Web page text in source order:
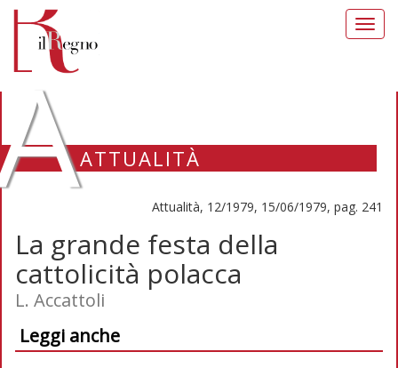
ATTUALITÀ
Attualità, 12/1979, 15/06/1979, pag. 241
La grande festa della
cattolicità polacca
L. Accattoli
Leggi anche